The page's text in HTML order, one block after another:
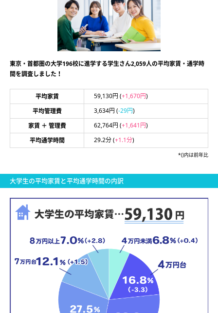
東京・首都圏の大学196校に進学する学生さん2,059人の平均家賃・通学時
間を調査しました！
平均家賃 59,130円 (+1,670円)
平均管理費
3,634円 (-29円)
家賃 ＋ 管理費
62,764円 (+1,641円)
平均通学時間
29.2分(+1.1分)
*()内は前年比
大学生の平均家賃と平均通学時間の内訳